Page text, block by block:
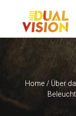
Home/ Über